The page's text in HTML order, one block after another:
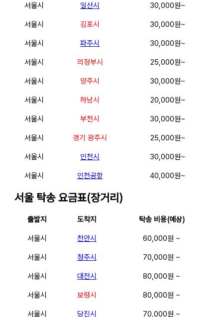
서울시 일산시 30,000원~
서울시 김포시 30,000원~
서울시 파주시 30,000원~
서울시 의정부시 25,000원~
서울시 양주시 30,000원~
서울시 하남시 20,000원~
서울시 부천시 30,000원~
서울시 경기 광주시 25,000원~
서울시 인천시 30,000원~
서울시 인천공항 40,000원~
서울탁송 요금표(장거리)
출발지 도착지 탁송 비용(예상)
서울시 천안시 60,000원 ~
서울시 청주시 70,000원 ~
서울시 대전시 80,000원 ~
서울시 보령시 80,000원 ~
서울시 당진시 70,000원 ~